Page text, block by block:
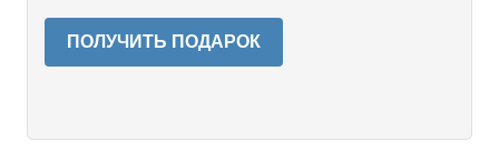
ПОЛУЧИТЬ ПОДАРОК